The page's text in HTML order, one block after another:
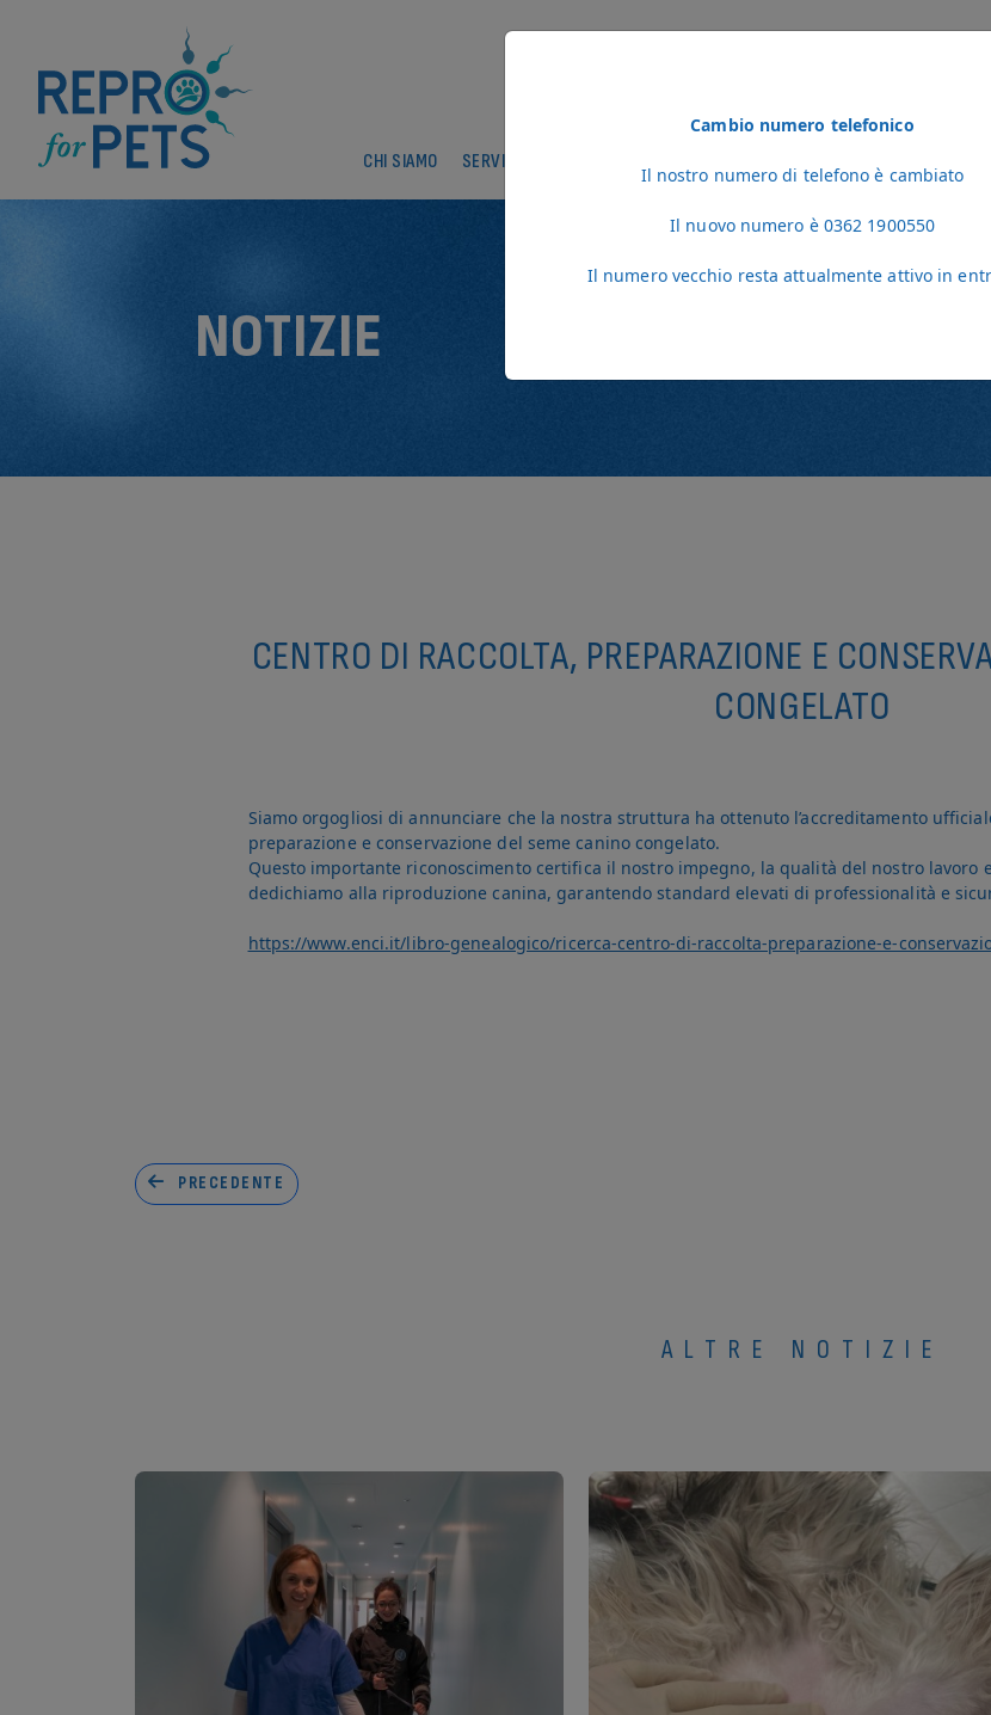
Cambio numero telefonico
Il nostro numero di telefono è cambiato
Il nuovo numero è 0362 1900550
Il numero vecchio resta attualmente attivo in
CHI SIAMO SERVIZI MEDICI CONTATTI
NOTIZIE
CENTRO DI RACCOLTA, PREPARAZIONE E
CONGELATO
Siamo orgogliosi di annunciare che la nostra struttura ha ottenuto l’accreditamento
preparazione e conservazione del seme canino congelato.
Questo importante riconoscimento certifica il nostro impegno, la qualità del nostro lavoro
dedichiamo alla riproduzione canina, garantendo standard elevati di professionalità e
https://www.enci.it/libro-genealogico/ricerca-centro-di-raccolta-preparazione-e-
PRECEDENTE
ALTRE NOTIZIE